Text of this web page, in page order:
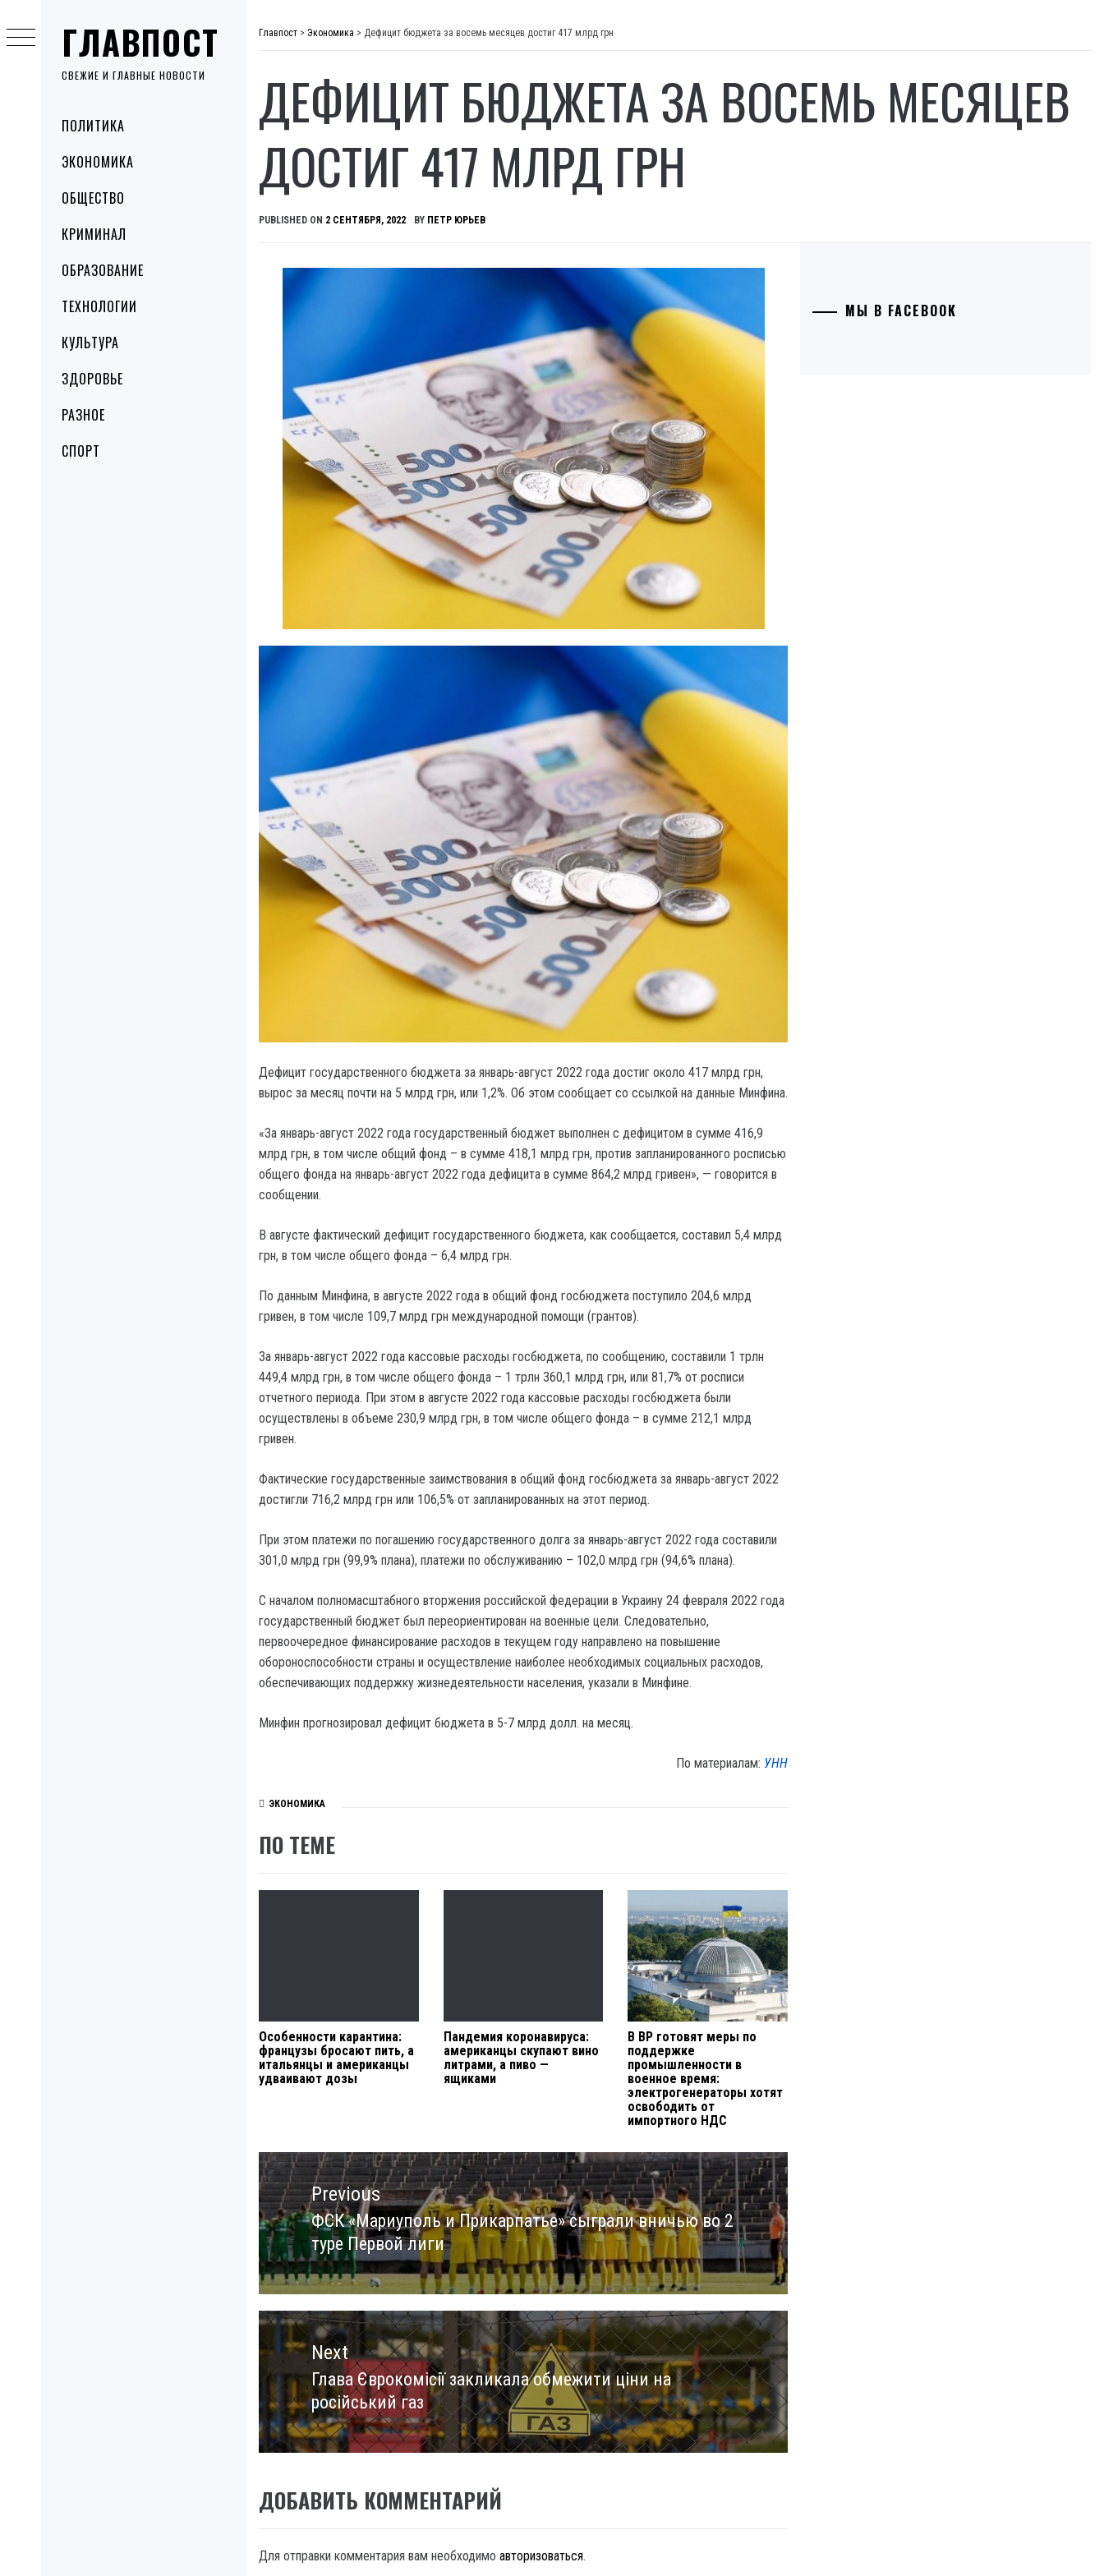
ГЛАВПОСТ
СВЕЖИЕ И ГЛАВНЫЕ НОВОСТИ
MenuПОЛИТИКА
ЭКОНОМИКА
ОБЩЕСТВО
КРИМИНАЛ
ОБРАЗОВАНИЕ
ТЕХНОЛОГИИ
КУЛЬТУРА
ЗДОРОВЬЕ
РАЗНОЕ
СПОРТ
to
content
Главпост > Экономика > Дефицит бюджета за восемь месяцев достиг 417 млрд грн
ДЕФИЦИТ БЮДЖЕТА ЗА ВОСЕМЬ МЕСЯЦЕВ
ДОСТИГ 417 МЛРД ГРН
PUBLISHED ON 2 СЕНТЯБРЯ, 2022 BY ПЕТР ЮРЬЕВ
Дефицит государственного бюджета за январь-август 2022 года достиг около 417 млрд грн,
вырос за месяц почти на 5 млрд грн, или 1,2%. Об этом сообщает со ссылкой на данные Минфина.
«За январь-август 2022 года государственный бюджет выполнен с дефицитом в сумме 416,9
млрд грн, в том числе общий фонд – в сумме 418,1 млрд грн, против запланированного росписью
общего фонда на январь-август 2022 года дефицита в сумме 864,2 млрд гривен», — говорится в
сообщении.
В августе фактический дефицит государственного бюджета, как сообщается, составил 5,4 млрд
грн, в том числе общего фонда – 6,4 млрд грн.
По данным Минфина, в августе 2022 года в общий фонд госбюджета поступило 204,6 млрд
гривен, в том числе 109,7 млрд грн международной помощи (грантов).
За январь-август 2022 года кассовые расходы госбюджета, по сообщению, составили 1 трлн
449,4 млрд грн, в том числе общего фонда – 1 трлн 360,1 млрд грн, или 81,7% от росписи
отчетного периода. При этом в августе 2022 года кассовые расходы госбюджета были
осуществлены в объеме 230,9 млрд грн, в том числе общего фонда – в сумме 212,1 млрд
гривен.
Фактические государственные заимствования в общий фонд госбюджета за январь-август 2022
достигли 716,2 млрд грн или 106,5% от запланированных на этот период.
При этом платежи по погашению государственного долга за январь-август 2022 года составили
301,0 млрд грн (99,9% плана), платежи по обслуживанию – 102,0 млрд грн (94,6% плана).
С началом полномасштабного вторжения российской федерации в Украину 24 февраля 2022 года
государственный бюджет был переориентирован на военные цели. Следовательно,
первоочередное финансирование расходов в текущем году направлено на повышение
обороноспособности страны и осуществление наиболее необходимых социальных расходов,
обеспечивающих поддержку жизнедеятельности населения, указали в Минфине.
Минфин прогнозировал дефицит бюджета в 5-7 млрд долл. на месяц.
По материалам: УНН
ЭКОНОМИКА
ПО ТЕМЕ
Особенности карантина:
французы бросают пить, а
итальянцы и американцы
удваивают дозы
Пандемия коронавируса:
американцы скупают вино
литрами, а пиво —
ящиками
В ВР готовят меры по
поддержке
промышленности в
военное время:
электрогенераторы хотят
освободить от
импортного НДС
Навигация
по
записямPrevious
Previous
post:
ФСК «Мариуполь и Прикарпатье» сыграли вничью во 2
туре Первой лиги
Next
Next
post:
Глава Єврокомісії закликала обмежити ціни на
російський газ
ДОБАВИТЬ КОММЕНТАРИЙ
Для отправки комментария вам необходимо авторизоваться.
МЫ В FACEBOOK